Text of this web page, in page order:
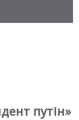
путін»